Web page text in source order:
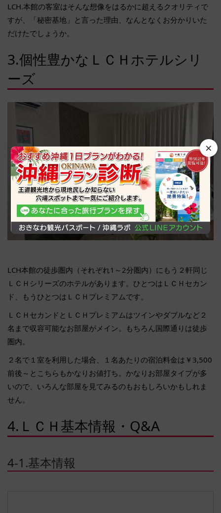
LCH.本館の客室はそんな想像をはるかに超えるクオリティで
すが、「秘密基地」と言った理由、なんとなくお分かりいた
だけたでしょうか。
3.個性豊かなＬＣＨホテルシリ
ーズ
LCH本館の徒歩圏内（それぞれ1～2分圏内）にもう２軒同じ
ＬＣＨシリーズのホテルがあります。ひとつはＬＣＨセカン
ド、もうひとつはＬＣＨプレミアムです。
ＬＣＨセカンドとＬＣＨプレミアムはツインやダブルなど２
名まで収容可能なお部屋がメイン。もちろん国際通りは徒歩
圏内。
２名で１室を利用した場合、１名あたりの宿泊料金は￥3,500
前後～とこちらもかなりお値打ち。かなりお部屋タイプが多
いので、いろんな部屋を見てみるのもおもしろいかもしれま
せん。
4.ＬＣＨ基本情報・Q&A
4-1.基本情報
×